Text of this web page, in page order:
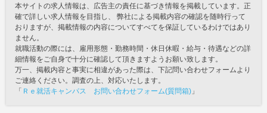
本サイトの求人情報は、広告主の責任に基づき情報を掲載しています。正
確で詳しい求人情報を目指し、 弊社による掲載内容の確認を随時行って
おりますが、掲載情報の内容についてすべてを保証しているわけではあり
ません。
就職活動の際には、雇用形態・勤務時間・休日休暇・給与・待遇などの詳
細情報をご自身で十分に確認して頂きますようお願い致します。
万一、掲載内容と事実に相違があった際は、下記問い合わせフォームより
ご連絡ください。調査の上、対応いたします。
「 Ｒｅ就活キャンパス お問い合わせフォーム(質問箱) 」